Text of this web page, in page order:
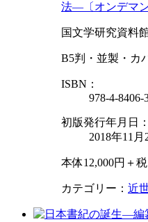
法—〔オンデマン
国文学研究資料
B5判・並製・カ
ISBN：
978-4-8406-
初版発行年月日：
2018年11月
本体12,000円＋税
カテゴリー： 近